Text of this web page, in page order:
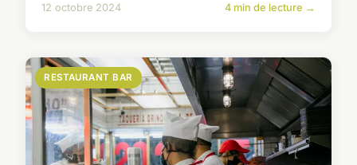
12 octobre 2024 4 min de lecture →
RESTAURANT BAR